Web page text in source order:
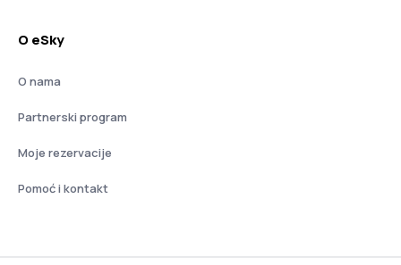
O eSky
O nama
Partnerski program
Moje rezervacije
Pomoć i kontakt